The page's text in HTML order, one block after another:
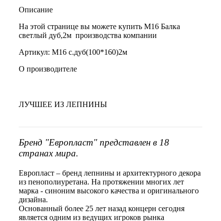
Описание
На этой странице вы можете купить М16 Балка
светлый дуб,2м производства компании
Артикул: М16 с.дуб(100*160)2м
О производителе
ЛУЧШЕЕ ИЗ ЛЕПНИНЫ
Бренд "Европласт" представлен в 18
странах мира.
Европласт – бренд лепнины и архитектурного декора
из пенополиуретана. На протяжении многих лет
марка - синоним высокого качества и оригинального
дизайна.
Основанный более 25 лет назад концерн сегодня
является одним из ведущих игроков рынка